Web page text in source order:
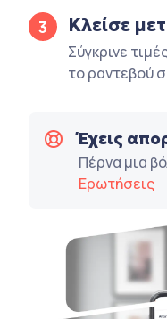
3 Κλείσε
Σύγκρινε
το ραντεβού
Έχεις
Πέρνα μια
Ερωτήσεις